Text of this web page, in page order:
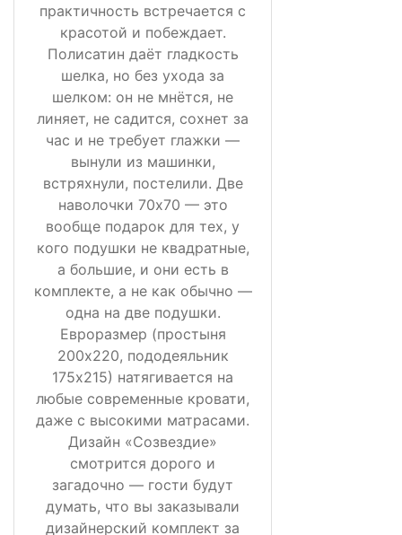
практичность встречается с
красотой и побеждает.
Полисатин даёт гладкость
шелка, но без ухода за
шелком: он не мнётся, не
линяет, не садится, сохнет за
час и не требует глажки —
вынули из машинки,
встряхнули, постелили. Две
наволочки 70х70 — это
вообще подарок для тех, у
кого подушки не квадратные,
а большие, и они есть в
комплекте, а не как обычно —
одна на две подушки.
Евроразмер (простыня
200х220, пододеяльник
175х215) натягивается на
любые современные кровати,
даже с высокими матрасами.
Дизайн «Созвездие»
смотрится дорого и
загадочно — гости будут
думать, что вы заказывали
дизайнерский комплект за